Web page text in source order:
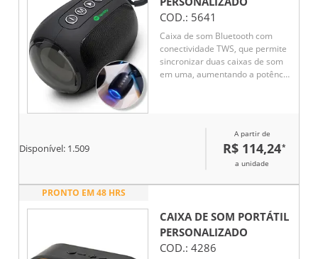
COD.: 5641
Caixa de som Bluetooth com
conectividade TWS, que permite
sincronizar duas caixas de som
em uma, aumentando a potência
entrada auxiliar P2. A base é de
silicone antiderrapante.
Acompanha cordão de nylon e
Disponível: 1.509
A partir de
R$ 114,24*
a unidade
PRONTO EM 48 HRS
CAIXA DE SOM PORTÁTIL
PERSONALIZADO
COD.: 4286